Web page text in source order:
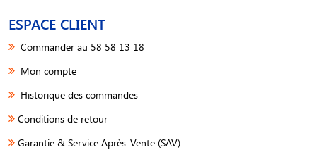
ESPACE CLIENT
Commander au 58 58 13 18
Mon compte
Historique des commandes
Conditions de retour
Garantie & Service Après-Vente (SAV)